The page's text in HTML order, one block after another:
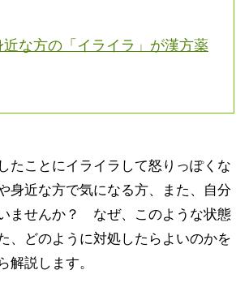
な方の「イライラ」が漢方薬
たことにイライラして怒りっぽくな
近な方で気になる方、また、自分
ませんか？ なぜ、このような状態
、どのように対処したらよいのかを
解説します。